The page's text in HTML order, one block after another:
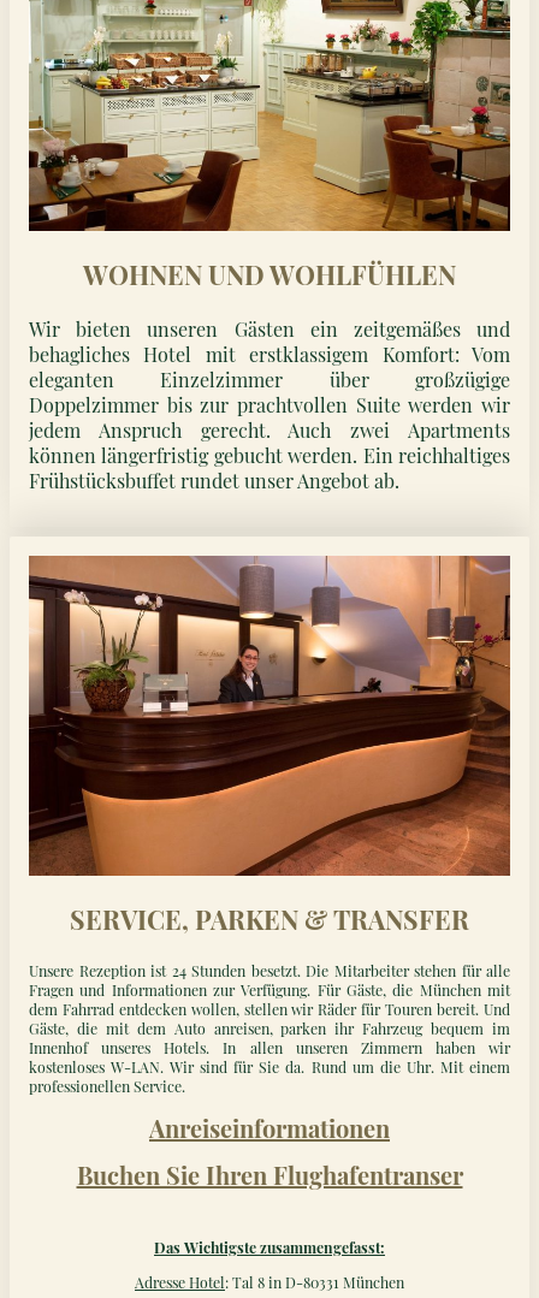
WOHNEN UND WOHL­FÜHLEN
Wir bieten unseren Gästen ein zeitgemäßes und
behagliches Hotel mit erstklassigem Komfort: Vom
eleganten Einzelzimmer über großzügige
Doppelzimmer bis zur prachtvollen Suite werden wir
jedem Anspruch gerecht. Auch zwei Apartments
können längerfristig gebucht werden. Ein reichhaltiges
Frühstücksbuffet rundet unser Angebot ab.
SERVICE, PARKEN & TRANSFER
Unsere Rezeption ist 24 Stunden besetzt. Die Mitarbeiter stehen für alle
Fragen und Informationen zur Verfügung. Für Gäste, die München mit
dem Fahrrad entdecken wollen, stellen wir Räder für Touren bereit. Und
Gäste, die mit dem Auto anreisen, parken ihr Fahrzeug bequem im
Innenhof unseres Hotels. In allen unseren Zimmern haben wir
kostenloses W-LAN. Wir sind für Sie da. Rund um die Uhr. Mit einem
professionellen Service.
Anreiseinformationen
Buchen Sie Ihren Flughafentranser
Das Wichtigste zusammengefasst:
Adresse Hotel: Tal 8 in D-80331 München